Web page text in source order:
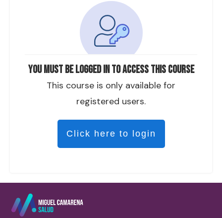
You must be logged in to access this course
This course is only available for
registered users.
Click here to login